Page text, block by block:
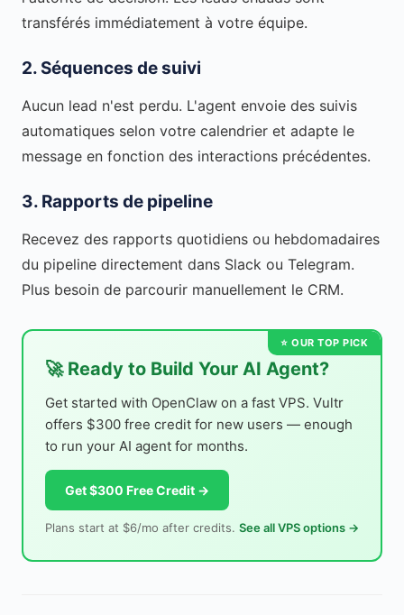
transférés immédiatement à votre équipe.
2. Séquences de suivi
Aucun lead n'est perdu. L'agent envoie des suivis
automatiques selon votre calendrier et adapte le
message en fonction des interactions précédentes.
3. Rapports de pipeline
Recevez des rapports quotidiens ou hebdomadaires
du pipeline directement dans Slack ou Telegram.
Plus besoin de parcourir manuellement le CRM.
🚀 Ready to Build Your AI Agent?
Get started with OpenClaw on a fast VPS. Vultr
offers $300 free credit for new users — enough
to run your AI agent for months.
Get $300 Free Credit →
Plans start at $6/mo after credits. See all VPS options →